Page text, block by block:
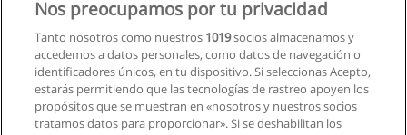
- MBA Online
Solicita información
Máster Universitario en Administración y
Dirección de Empresas (MBA)
Nos preocupamos por tu privacidad
Tanto nosotros como nuestros 1019socios almacenamos y
accedemos a datos personales, como datos de navegación o
identificadores únicos, en tu dispositivo. Si seleccionas Acepto,
estarás permitiendo que las tecnologías de rastreo apoyen los
propósitos que se muestran en «nosotros y nuestros socios
tratamos datos para proporcionar». Si se deshabilitan los